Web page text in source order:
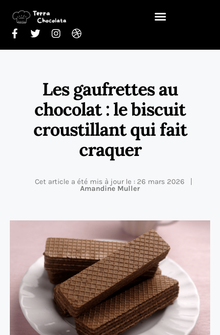
Les gaufrettes au
chocolat : le biscuit
croustillant qui fait
craquer
Cet article a été mis à jour le : 26 mars 2026
Amandine Muller